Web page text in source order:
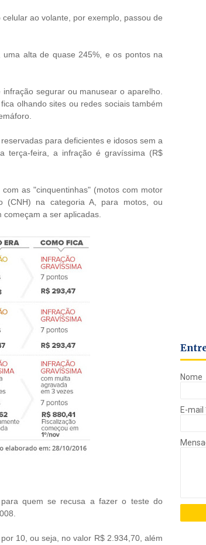
ao volante, por exemplo, passou de
alta de quase 245%, e os pontos na
segurar ou manusear o aparelho.
olhando sites ou redes sociais também
para deficientes e idosos sem a
terça-feira, a infração é gravíssima (R$
as "cinquentinhas" (motos com motor
(CNH) na categoria A, para motos, ou
a ser aplicadas.
quem se recusa a fazer o teste do
10, ou seja, no valor R$ 2.934,70, além
Nome
E-mail